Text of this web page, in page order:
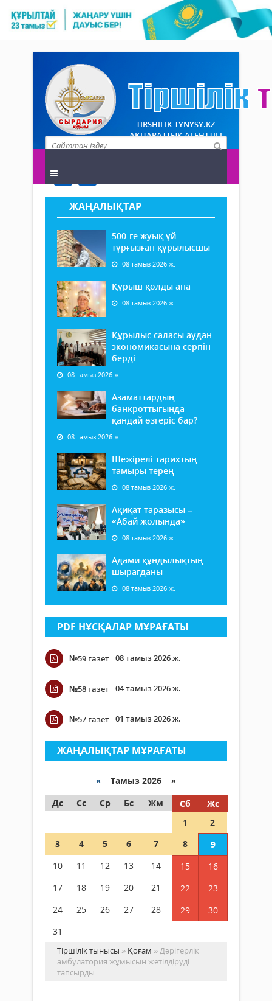
TIRSHILIK-TYNYSY.KZ
АҚПАРАТТЫҚ АГЕНТТІГІ
ЖАҢАЛЫҚТАР
500-ге жуық үй
тұрғызған құрылысшы
08 тамыз 2026 ж.
Құрыш қолды ана
08 тамыз 2026 ж.
Құрылыс саласы аудан
экономикасына серпін
берді
08 тамыз 2026 ж.
Азаматтардың
банкроттығында
қандай өзгеріс бар?
08 тамыз 2026 ж.
Шежірелі тарихтың
тамыры терең
08 тамыз 2026 ж.
Ақиқат таразысы –
«Абай жолында»
08 тамыз 2026 ж.
Адами құндылықтың
шырағданы
08 тамыз 2026 ж.
PDF НҰСҚАЛАР МҰРАҒАТЫ
№59 газет 08 тамыз 2026 ж.
№58 газет 04 тамыз 2026 ж.
№57 газет 01 тамыз 2026 ж.
ЖАҢАЛЫҚТАР МҰРАҒАТЫ
« Тамыз 2026 »
Дс
Сс Ср Бс Жм Сб
Жс
1
2
3
4 5 6 7 8
9
10
11 12 13 14 15
16
17
18 19 20 21 22
23
24
25 26 27 28 29
30
31
Тіршілік тынысы » Қоғам » Дәрігерлік
амбулатория жұмысын жетілдіруді
тапсырды